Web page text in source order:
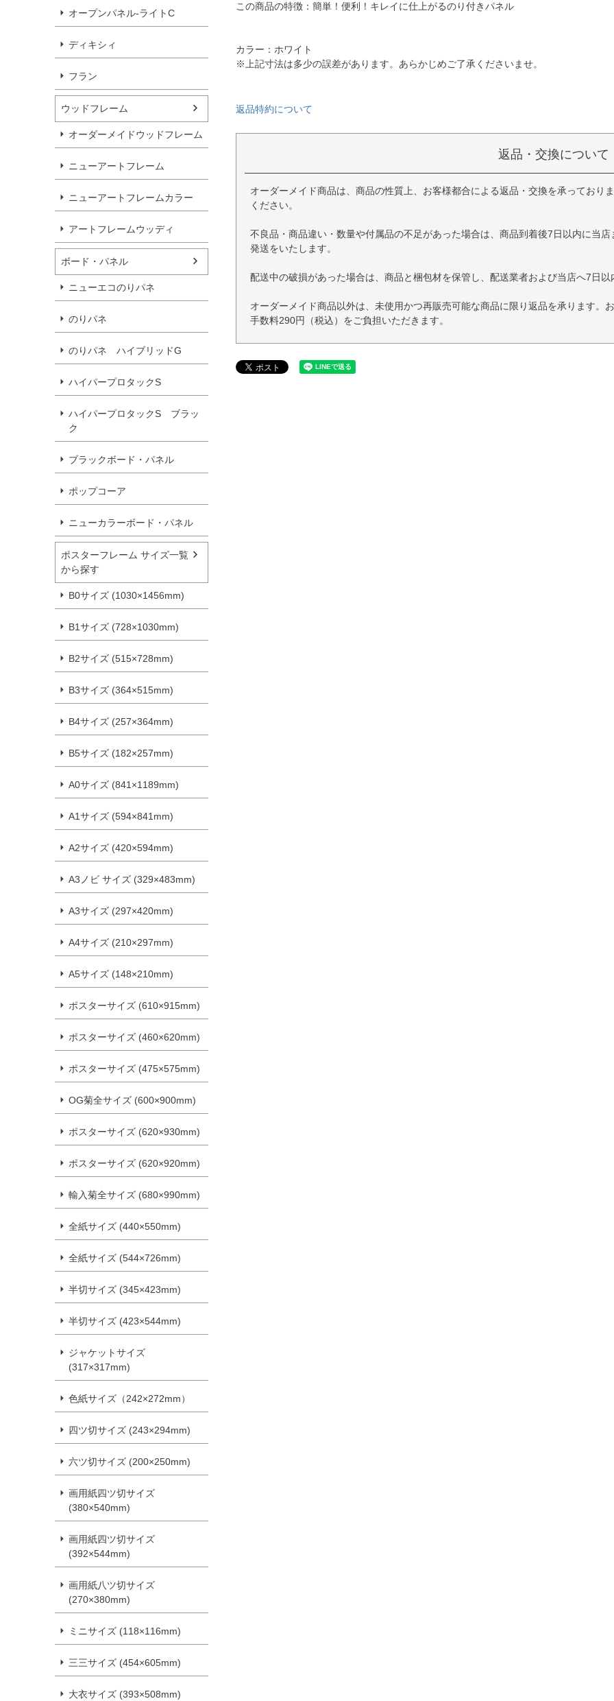
オープンパネル-ライトC
ディキシィ
フラン
ウッドフレーム
オーダーメイドウッドフレーム
ニューアートフレーム
ニューアートフレームカラー
アートフレームウッディ
ボード・パネル
ニューエコのりパネ
のりパネ
のりパネ ハイブリッドG
ハイパープロタックS
ハイパープロタックS ブラッ
ク
ブラックボード・パネル
ポップコーア
ニューカラーボード・パネル
ポスターフレーム サイズ一覧
から探す
B0サイズ (1030×1456mm)
B1サイズ (728×1030mm)
B2サイズ (515×728mm)
B3サイズ (364×515mm)
B4サイズ (257×364mm)
B5サイズ (182×257mm)
A0サイズ (841×1189mm)
A1サイズ (594×841mm)
A2サイズ (420×594mm)
A3ノビ サイズ (329×483mm)
A3サイズ (297×420mm)
A4サイズ (210×297mm)
A5サイズ (148×210mm)
ポスターサイズ (610×915mm)
ポスターサイズ (460×620mm)
ポスターサイズ (475×575mm)
OG菊全サイズ (600×900mm)
ポスターサイズ (620×930mm)
ポスターサイズ (620×920mm)
輸入菊全サイズ (680×990mm)
全紙サイズ (440×550mm)
全紙サイズ (544×726mm)
半切サイズ (345×423mm)
半切サイズ (423×544mm)
ジャケットサイズ
(317×317mm)
色紙サイズ（242×272mm）
四ツ切サイズ (243×294mm)
六ツ切サイズ (200×250mm)
画用紙四ツ切サイズ
(380×540mm)
画用紙四ツ切サイズ
(392×544mm)
画用紙八ツ切サイズ
(270×380mm)
ミニサイズ (118×116mm)
三三サイズ (454×605mm)
大衣サイズ (393×508mm)
この商品の特徴：簡単！便利！キレイに仕上がるのり付きパネル
カラー：ホワイト
※上記寸法は多少の誤差があります。あらかじめご了承くださいませ。
返品特約について
返品・交換について
オーダーメイド商品は、商品の性質上、お客様都合による返品・交換を承っており
ください。
不良品・商品違い・数量や付属品の不足があった場合は、商品到着後7日以内に当
発送をいたします。
配送中の破損があった場合は、商品と梱包材を保管し、配送業者および当店へ7日以
オーダーメイド商品以外は、未使用かつ再販売可能な商品に限り返品を承ります。
手数料290円（税込）をご負担いただきます。